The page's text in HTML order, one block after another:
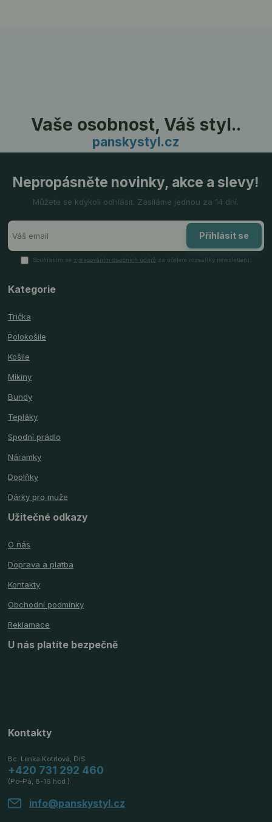
Vaše osobnost, Váš styl..
panskystyl.cz
Nepropásněte novinky, akce a slevy!
Můžete se kdykoli odhlásit. Zasíláme jednou za 14 dní.
Přihlásit se
Souhlasím se zpracováním osobních údajů za účelem rozesílky newsletteru.
Kategorie
Trička
Polokošile
Košile
Mikiny
Bundy
Tepláky
Spodní prádlo
Náramky
Doplňky
Dárky pro muže
Užitečné odkazy
O nás
Doprava a platba
Kontakty
Obchodní podmínky
Reklamace
U nás platíte bezpečně
Kontakty
Bc. Lenka Kotrlová, DiS
+420 731 292 460
(Po-Pá, 8-16 hod.)
info@panskystyl.cz